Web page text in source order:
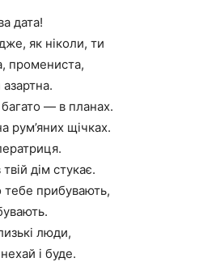
дата!
як ніколи, ти
промениста,
— в планах.
рум’яних щічках.
дім стукає.
тебе прибувають,
люди,
і буде.